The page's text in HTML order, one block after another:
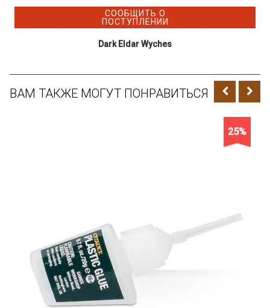
СООБЩИТЬ О
ПОСТУПЛЕНИИ
Dark Eldar Wyches
ВАМ ТАКЖЕ МОГУТ ПОНРАВИТЬСЯ
25%